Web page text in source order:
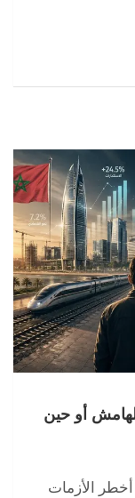
أو حين
الأزمات